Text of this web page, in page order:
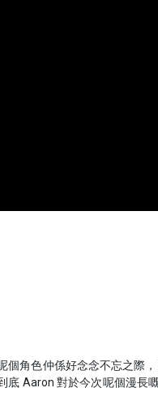
個角色仲係好念念不忘之際
Aaron 對於今次呢個漫長